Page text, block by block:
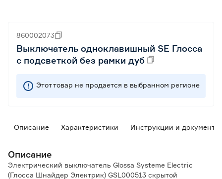
860002073
Выключатель одноклавишный SE Глосса
с подсветкой без рамки дуб
Этот товар не продается в выбранном регионе
Описание Характеристики Инструкции и документы
Описание
Электрический выключатель Glossa Systeme Electric
(Глосса Шнайдер Электрик) GSL000513 скрытой